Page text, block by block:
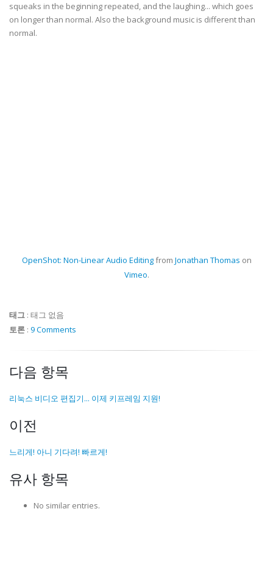
squeaks in the beginning repeated, and the laughing... which goes
on longer than normal. Also the background music is different than
normal.
OpenShot: Non-Linear Audio Editingfrom Jonathan Thomas on
Vimeo.
태그 : 태그 없음
토론 : 9 Comments
다음 항목
리눅스 비디오 편집기... 이제 키프레임 지원!
이전
느리게! 아니 기다려! 빠르게!
유사 항목
No similar entries.